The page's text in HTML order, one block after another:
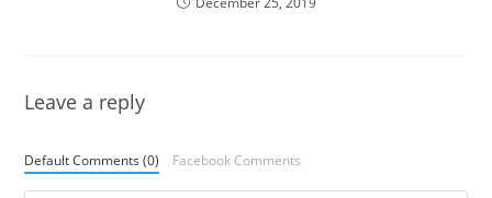
Leave a reply
Default Comments (0) Facebook Comments